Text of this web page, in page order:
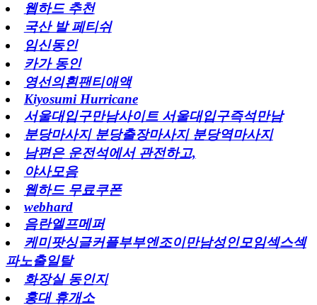
웹하드 추천
국산 발 페티쉬
임신동인
카가 동인
영선의흰팬티애액
Kiyosumi Hurricane
서울대입구만남사이트 서울대입구즉석만남
분당마사지 분당출장마사지 분당역마사지
남편은 운전석에서 관전하고,
야사모음
웹하드 무료쿠폰
webhard
음란엘프메퍼
케미팟싱글커플부부엔조이만남성인모임섹스섹
파노출일탈
화장실 동인지
홍대 휴개소